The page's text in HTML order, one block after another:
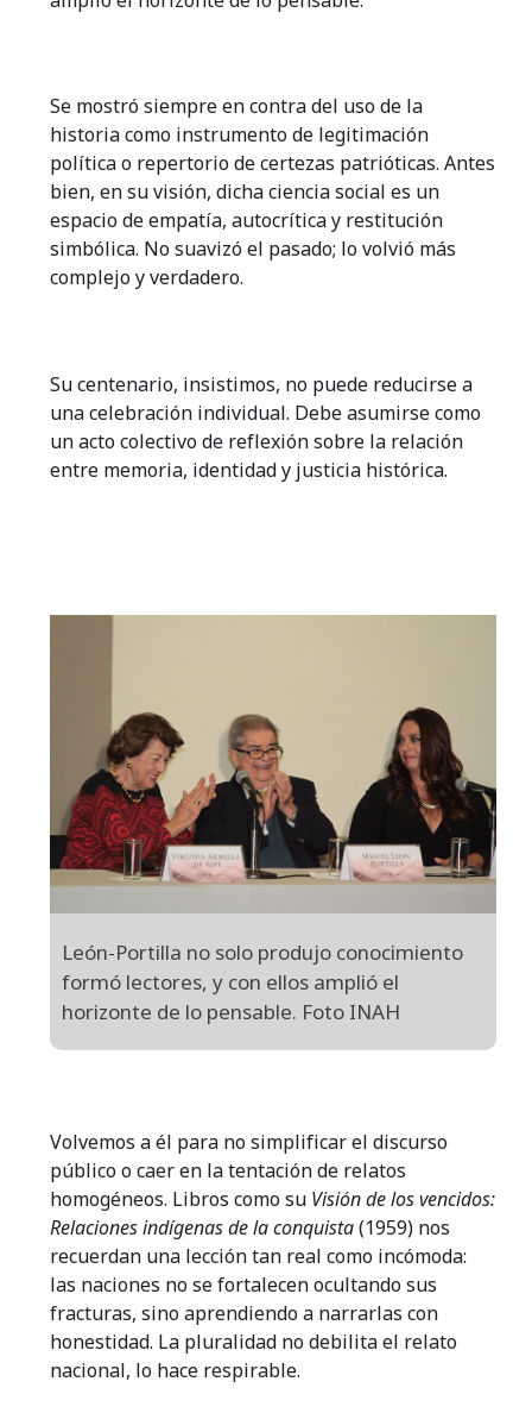
Se mostró siempre en contra del uso de la
historia como instrumento de legitimación
política o repertorio de certezas patrióticas. Antes
bien, en su visión, dicha ciencia social es un
espacio de empatía, autocrítica y restitución
simbólica. No suavizó el pasado; lo volvió más
complejo y verdadero.
Su centenario, insistimos, no puede reducirse a
una celebración individual. Debe asumirse como
un acto colectivo de reflexión sobre la relación
entre memoria, identidad y justicia histórica.
León-Portilla no solo produjo conocimiento
formó lectores, y con ellos amplió el
horizonte de lo pensable. Foto INAH
Volvemos a él para no simplificar el discurso
público o caer en la tentación de relatos
homogéneos. Libros como su Visión de los vencidos:
Relaciones indígenas de la conquista(1959) nos
recuerdan una lección tan real como incómoda:
las naciones no se fortalecen ocultando sus
fracturas, sino aprendiendo a narrarlas con
honestidad. La pluralidad no debilita el relato
nacional, lo hace respirable.